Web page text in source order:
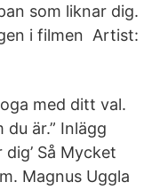
som liknar dig.
i filmen Artist:
med ditt val.
är.” Inlägg
Så Mycket
Magnus Uggla